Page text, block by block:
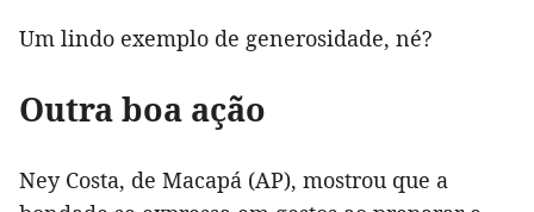
Um lindo exemplo de generosidade, né?
Outra boa ação
Ney Costa, de Macapá (AP), mostrou que a